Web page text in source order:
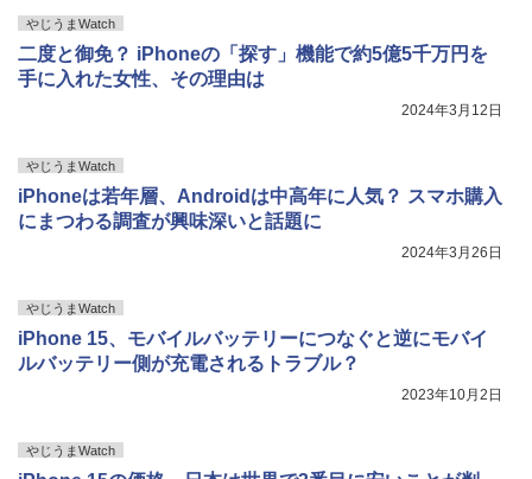
やじうまWatch
二度と御免？ iPhoneの「探す」機能で約5億5千万円を
手に入れた女性、その理由は
2024年3月12日
やじうまWatch
iPhoneは若年層、Androidは中高年に人気？ スマホ購入
にまつわる調査が興味深いと話題に
2024年3月26日
やじうまWatch
iPhone 15、モバイルバッテリーにつなぐと逆にモバイ
ルバッテリー側が充電されるトラブル？
2023年10月2日
やじうまWatch